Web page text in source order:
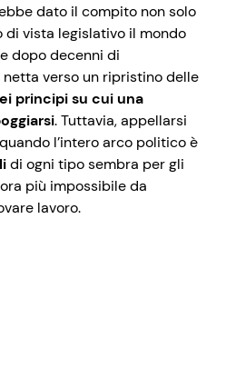
dato il compito non solo
vista legislativo il mondo
dopo decenni di
verso un ripristino delle
principi su cui una
. Tuttavia, appellarsi
l’intero arco politico è
di ogni tipo sembra per gli
più impossibile da
lavoro.